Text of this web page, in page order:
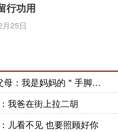
行功用
25日
15岁女孩3岁起照顾残疾父母：我是妈妈的＂手脚＂爸爸的＂眼＂
我爸在街上拉二胡
儿看不见 也要照顾好你